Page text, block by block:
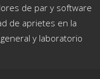
de par y software
de aprietes en la
y laboratorio